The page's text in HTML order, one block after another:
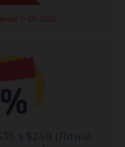
11-06-2026
з $249 (Літній